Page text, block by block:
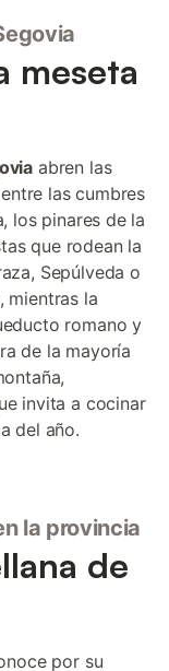
meseta
abren las
las cumbres
los pinares de la
que rodean la
Sepúlveda o
mientras la
romano y
de la mayoría
invita a cocinar
del año.
la provincia
de
por su